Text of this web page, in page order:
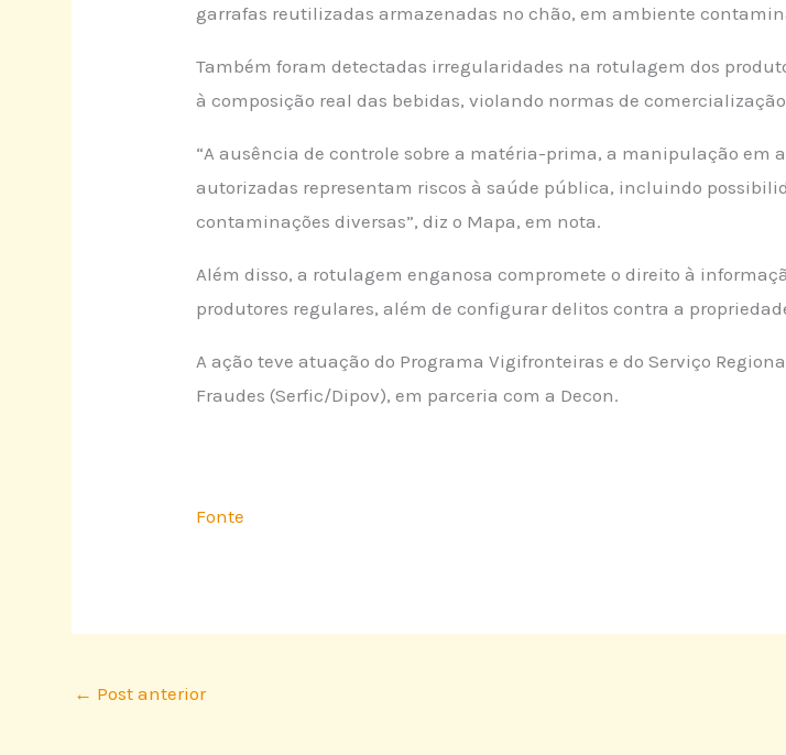
garrafas reutilizadas armazenadas no chão, em ambiente
Também foram detectadas irregularidades na rotulagem dos
à composição real das bebidas, violando normas de
“A ausência de controle sobre a matéria-prima, a manipulação em
autorizadas representam riscos à saúde pública, incluindo
contaminações diversas”, diz o Mapa, em nota.
Além disso, a rotulagem enganosa compromete o direito à
produtores regulares, além de configurar delitos contra a
A ação teve atuação do Programa Vigifronteiras e do Serviço
Fraudes (Serfic/Dipov), em parceria com a Decon.
Fonte
← Post anterior